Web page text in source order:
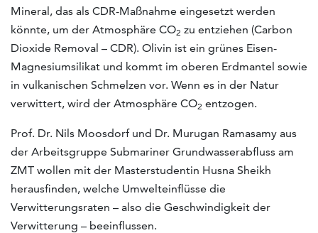
Mineral, das als CDR-Maßnahme eingesetzt werden
könnte, um der Atmosphäre CO2 zu entziehen (Carbon
Dioxide Removal – CDR). Olivin ist ein grünes Eisen-
Magnesiumsilikat und kommt im oberen Erdmantel sowie
in vulkanischen Schmelzen vor. Wenn es in der Natur
verwittert, wird der Atmosphäre CO2 entzogen.
Prof. Dr. Nils Moosdorf und Dr. Murugan Ramasamy aus
der Arbeitsgruppe Submariner Grundwasserabfluss am
ZMT wollen mit der Masterstudentin Husna Sheikh
herausfinden, welche Umwelteinflüsse die
Verwitterungsraten – also die Geschwindigkeit der
Verwitterung – beeinflussen.